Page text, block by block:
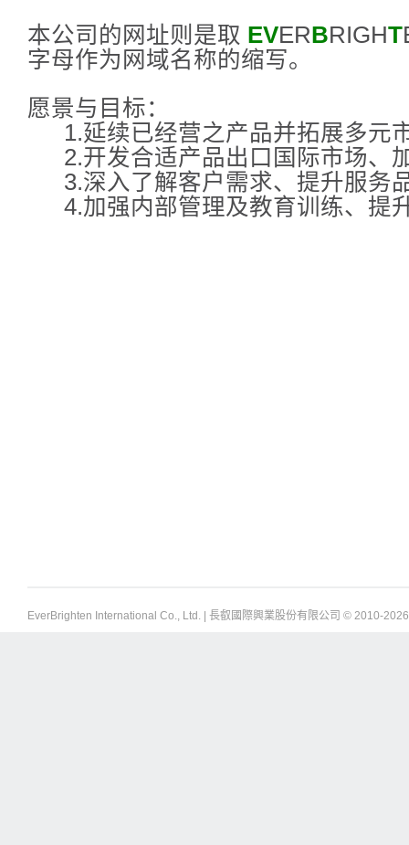
本公司的网址则是取 EVERBRIGHT
字母作为网域名称的缩写。
愿景与目标：
1.延续已经营之产品并拓展多元
2.开发合适产品出口国际市场、
3.深入了解客户需求、提升服务
4.加强内部管理及教育训练、提
EverBrighten International Co., Ltd. | 長叡國際興業股份有限公司 © 2010-